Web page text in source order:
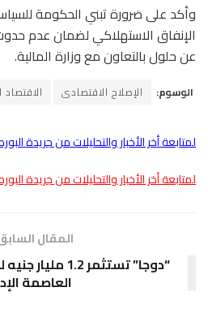
وأكد على ضرورة تبني الحكومة
الإنفاق الاستهلاكي لضمان عدم
عن حلول بالتعاون مع وزارة المالية.
الوسوم: الإصلاح الاقتصادى
لمتابعة أخر الأخبار والتحليلات من جريدة
لمتابعة أخر الأخبار والتحليلات من جريدة
المقال
“دوجا” تستثمر
العاصمة